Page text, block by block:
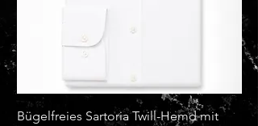
Bügelfreies Sartoria Twill-Hemd mit